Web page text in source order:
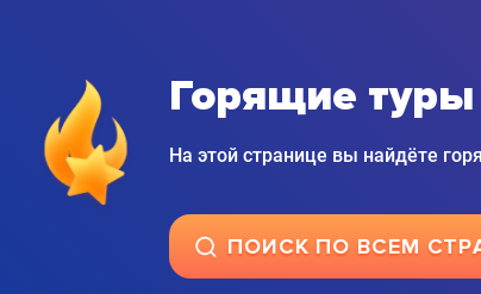
Горящие туры
На этой странице вы найдёте
ПОИСК ПО ВСЕМ